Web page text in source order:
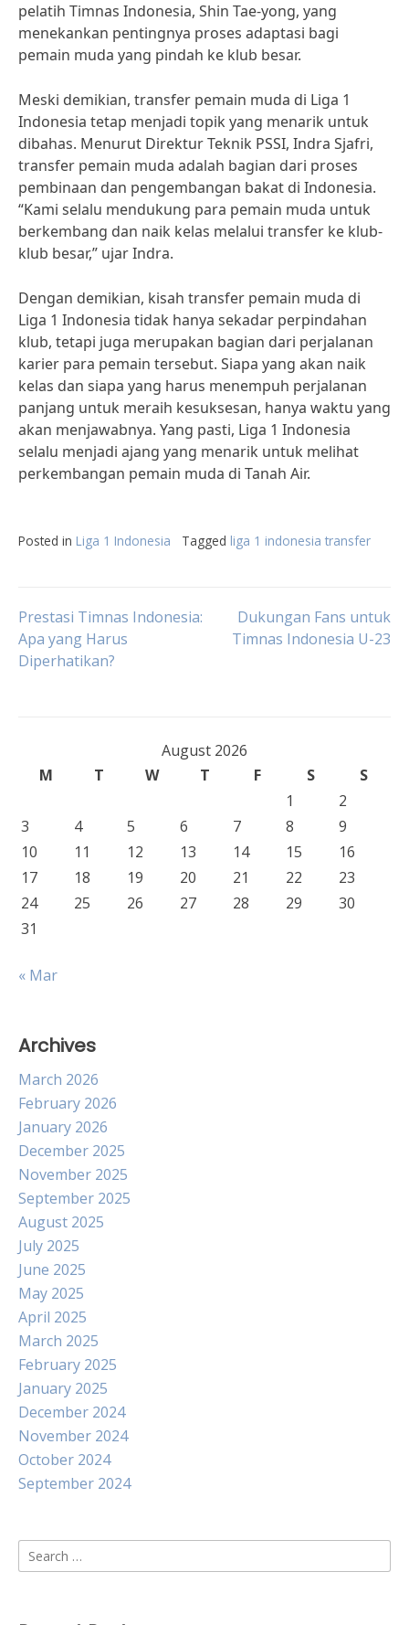
pelatih Timnas Indonesia, Shin Tae-yong, yang
menekankan pentingnya proses adaptasi bagi
pemain muda yang pindah ke klub besar.
Meski demikian, transfer pemain muda di Liga 1
Indonesia tetap menjadi topik yang menarik untuk
dibahas. Menurut Direktur Teknik PSSI, Indra Sjafri,
transfer pemain muda adalah bagian dari proses
pembinaan dan pengembangan bakat di Indonesia.
“Kami selalu mendukung para pemain muda untuk
berkembang dan naik kelas melalui transfer ke klub-
klub besar,” ujar Indra.
Dengan demikian, kisah transfer pemain muda di
Liga 1 Indonesia tidak hanya sekadar perpindahan
klub, tetapi juga merupakan bagian dari perjalanan
karier para pemain tersebut. Siapa yang akan naik
kelas dan siapa yang harus menempuh perjalanan
panjang untuk meraih kesuksesan, hanya waktu yang
akan menjawabnya. Yang pasti, Liga 1 Indonesia
selalu menjadi ajang yang menarik untuk melihat
perkembangan pemain muda di Tanah Air.
Posted in Liga 1 Indonesia Tagged liga 1 indonesia transfer
Post
navigation
Prestasi Timnas Indonesia:
Apa yang Harus
Diperhatikan?
Dukungan Fans untuk
Timnas Indonesia U-23
August 2026
M
T W T F S
S
1
2
3
4 5 6 7 8
9
10
11 12 13 14 15
16
17
18 19 20 21 22
23
24
25 26 27 28 29
30
31
« Mar
Archives
March 2026
February 2026
January 2026
December 2025
November 2025
September 2025
August 2025
July 2025
June 2025
May 2025
April 2025
March 2025
February 2025
January 2025
December 2024
November 2024
October 2024
September 2024
Search
for: